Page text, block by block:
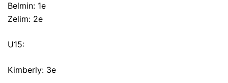
Belmin: 1e
Zelim: 2e
U15:
Kimberly: 3e